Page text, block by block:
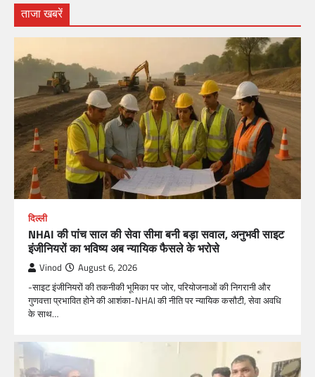
ताजा खबरें
दिल्ली
NHAI की पांच साल की सेवा सीमा बनी बड़ा सवाल, अनुभवी साइट
इंजीनियरों का भविष्य अब न्यायिक फैसले के भरोसे
Vinod August 6, 2026
-साइट इंजीनियरों की तकनीकी भूमिका पर जोर, परियोजनाओं की निगरानी और
गुणवत्ता प्रभावित होने की आशंका-NHAI की नीति पर न्यायिक कसौटी, सेवा अवधि
के साथ…